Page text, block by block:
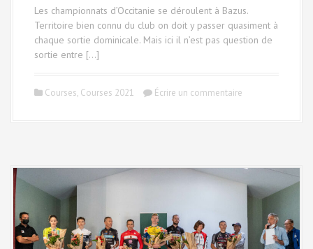
Les championnats d’Occitanie se déroulent à Bazus.
Territoire bien connu du club on doit y passer quasiment à
chaque sortie dominicale. Mais ici il n’est pas question de
sortie entre […]
Courses, Courses 2021 Écrire un commentaire